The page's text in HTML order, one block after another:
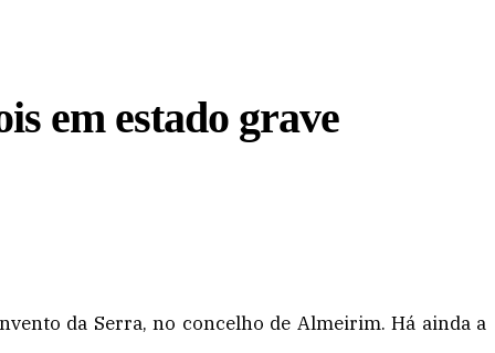
em estado grave
da Serra, no concelho de Almeirim. Há ainda a